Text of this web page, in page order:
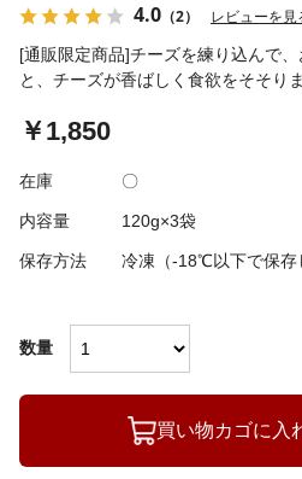
4.0 （2） レビューを見
[通販限定商品]チーズを練り込んで
と、チーズが香ばしく食欲をそそりま
￥1,850
在庫 〇
内容量 120g×3袋
保存方法 冷凍（-18℃以下で保存
数量
買い物カゴに入